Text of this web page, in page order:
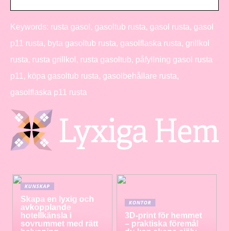
Keywords: rusta gasol, gasoltub rusta, gasol rusta, gasol
p11 rusta, byta gasoltub rusta, gasolflaska rusta, grillkol
rusta, rusta grillkol, rusta gasoltub, påfyllning gasol rusta
p11, köpa gasoltub rusta, gasolbehållare rusta,
gasolflaska p11 rusta
KUNSKAP
Skapa en lyxig och
avkopplande
hotellkänsla i
sovrummet med rätt
KONTOR
3D-print för hemmet
– praktiska föremål